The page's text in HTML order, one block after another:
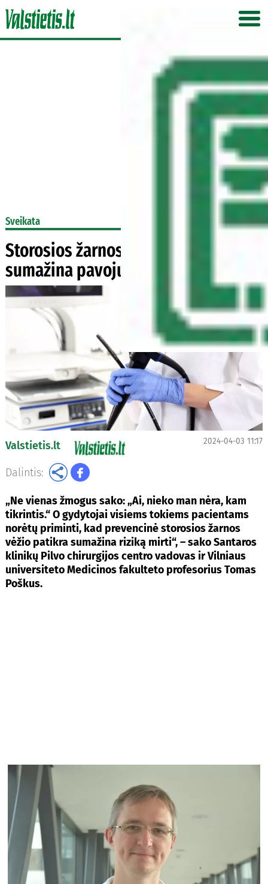
Sveikata
Storosios žarnos vėžys: kas
sumažina pavojų susirgti?
Valstietis.lt 2024-04-03 11:17
Dalintis:
„Ne vienas žmogus sako: „Ai, nieko man nėra, kam
tikrintis.“ O gydytojai visiems tokiems pacientams
norėtų priminti, kad prevencinė storosios žarnos
vėžio patikra sumažina riziką mirti“, – sako Santaros
klinikų Pilvo chirurgijos centro vadovas ir Vilniaus
universiteto Medicinos fakulteto profesorius Tomas
Poškus.